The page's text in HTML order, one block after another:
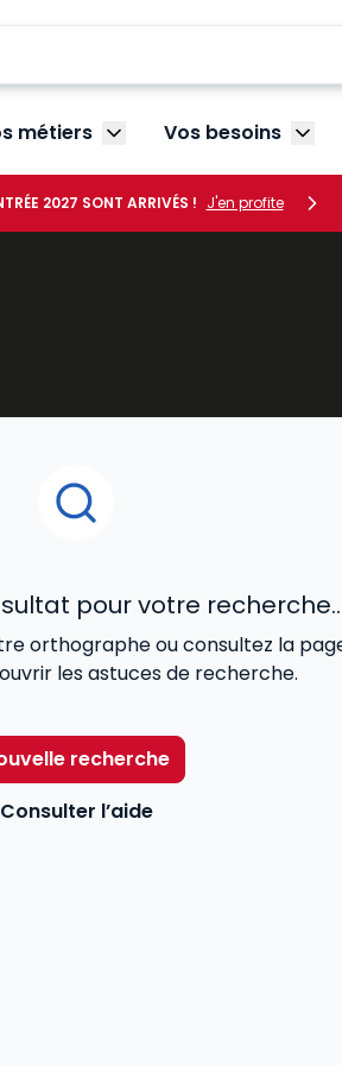
métiers Afficher le sous-menu
Vos besoins
2027 SONT ARRIVÉS ! J'en profite
pour votre
orthographe ou consultez la
les astuces de recherche.
recherche
Consulter l’aide